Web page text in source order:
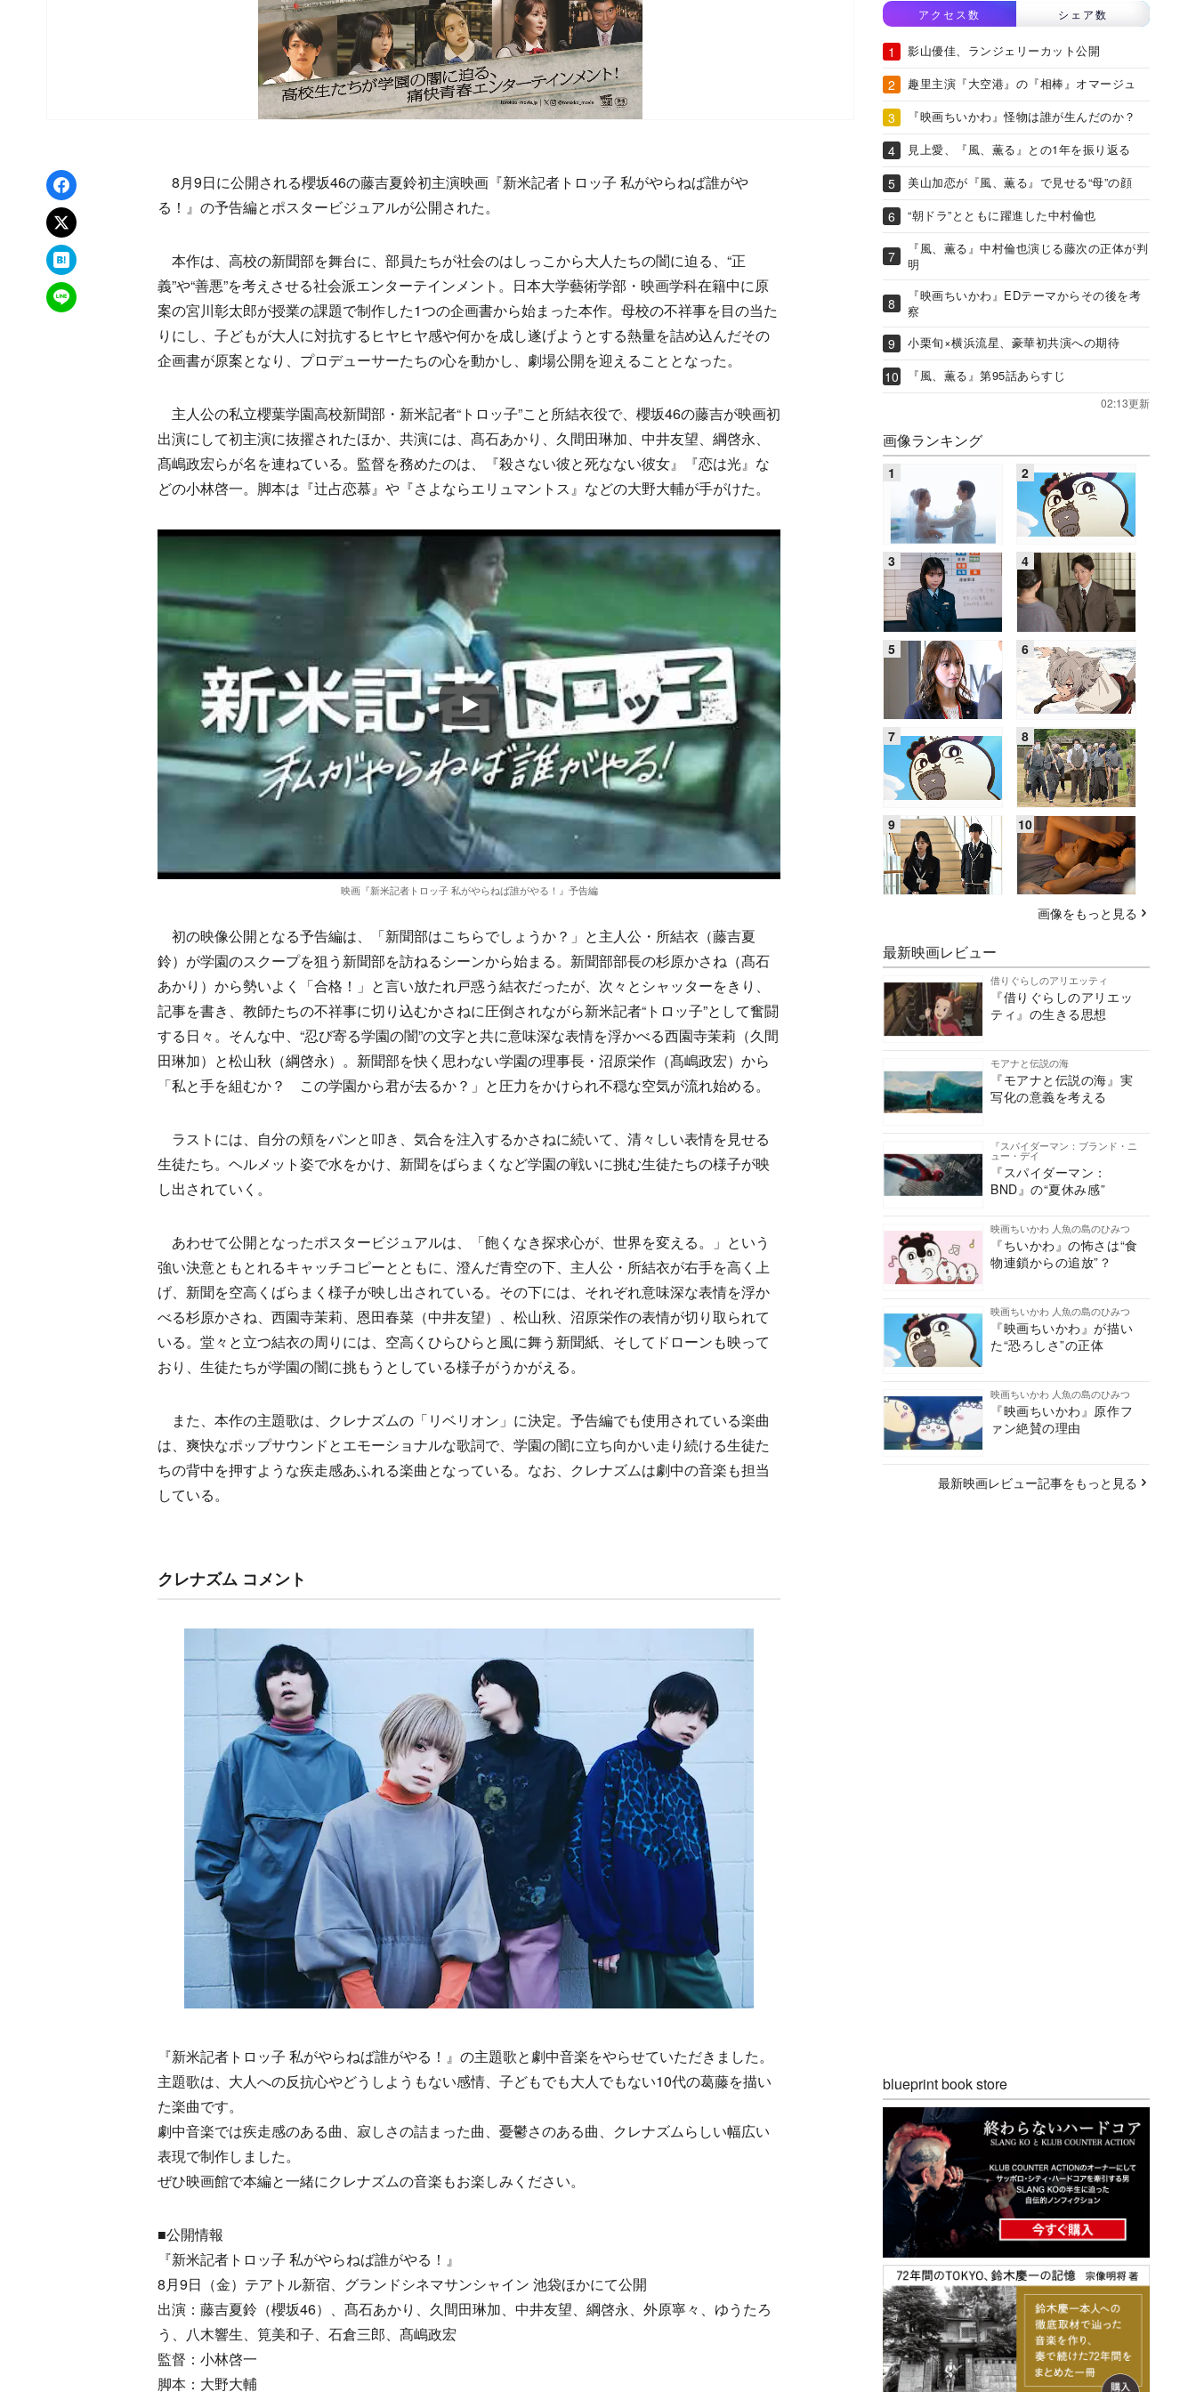
Facebookでシェア
xでポスト
はてなブックマーク
LINEで送る
8月9日に公開される櫻坂46の藤吉夏鈴初主演映画『新米記者トロッ子 私がやらねば誰がや
る！』の予告編とポスタービジュアルが公開された。
本作は、高校の新聞部を舞台に、部員たちが社会のはしっこから大人たちの闇に迫る、“正
義”や“善悪”を考えさせる社会派エンターテインメント。日本大学藝術学部・映画学科在籍中に原
案の宮川彰太郎が授業の課題で制作した1つの企画書から始まった本作。母校の不祥事を目の当た
りにし、子どもが大人に対抗するヒヤヒヤ感や何かを成し遂げようとする熱量を詰め込んだその
企画書が原案となり、プロデューサーたちの心を動かし、劇場公開を迎えることとなった。
主人公の私立櫻葉学園高校新聞部・新米記者“トロッ子”こと所結衣役で、櫻坂46の藤吉が映画初
出演にして初主演に抜擢されたほか、共演には、髙石あかり、久間田琳加、中井友望、綱啓永、
髙嶋政宏らが名を連ねている。監督を務めたのは、『殺さない彼と死なない彼女』『恋は光』な
どの小林啓一。脚本は『辻占恋慕』や『さよならエリュマントス』などの大野大輔が手がけた。
Play
映画『新米記者トロッ子 私がやらねば誰がやる！』予告編
初の映像公開となる予告編は、「新聞部はこちらでしょうか？」と主人公・所結衣（藤吉夏
鈴）が学園のスクープを狙う新聞部を訪ねるシーンから始まる。新聞部部長の杉原かさね（髙石
あかり）から勢いよく「合格！」と言い放たれ戸惑う結衣だったが、次々とシャッターをきり、
記事を書き、教師たちの不祥事に切り込むかさねに圧倒されながら新米記者“トロッ子”として奮闘
する日々。そんな中、“忍び寄る学園の闇”の文字と共に意味深な表情を浮かべる西園寺茉莉（久間
田琳加）と松山秋（綱啓永）。新聞部を快く思わない学園の理事長・沼原栄作（髙嶋政宏）から
「私と手を組むか？ この学園から君が去るか？」と圧力をかけられ不穏な空気が流れ始める。
ラストには、自分の頬をパンと叩き、気合を注入するかさねに続いて、清々しい表情を見せる
生徒たち。ヘルメット姿で水をかけ、新聞をばらまくなど学園の戦いに挑む生徒たちの様子が映
し出されていく。
あわせて公開となったポスタービジュアルは、「飽くなき探求心が、世界を変える。」という
強い決意ともとれるキャッチコピーとともに、澄んだ青空の下、主人公・所結衣が右手を高く上
げ、新聞を空高くばらまく様子が映し出されている。その下には、それぞれ意味深な表情を浮か
べる杉原かさね、西園寺茉莉、恩田春菜（中井友望）、松山秋、沼原栄作の表情が切り取られて
いる。堂々と立つ結衣の周りには、空高くひらひらと風に舞う新聞紙、そしてドローンも映って
おり、生徒たちが学園の闇に挑もうとしている様子がうかがえる。
また、本作の主題歌は、クレナズムの「リベリオン」に決定。予告編でも使用されている楽曲
は、爽快なポップサウンドとエモーショナルな歌詞で、学園の闇に立ち向かい走り続ける生徒た
ちの背中を押すような疾走感あふれる楽曲となっている。なお、クレナズムは劇中の音楽も担当
している。
クレナズム コメント
『新米記者トロッ子 私がやらねば誰がやる！』の主題歌と劇中音楽をやらせていただきました。
主題歌は、大人への反抗心やどうしようもない感情、子どもでも大人でもない10代の葛藤を描い
た楽曲です。
劇中音楽では疾走感のある曲、寂しさの詰まった曲、憂鬱さのある曲、クレナズムらしい幅広い
表現で制作しました。
ぜひ映画館で本編と一緒にクレナズムの音楽もお楽しみください。
■公開情報
『新米記者トロッ子 私がやらねば誰がやる！』
8月9日（金）テアトル新宿、グランドシネマサンシャイン 池袋ほかにて公開
出演：藤吉夏鈴（櫻坂46）、髙石あかり、久間田琳加、中井友望、綱啓永、外原寧々、ゆうたろ
う、八木響生、筧美和子、石倉三郎、髙嶋政宏
監督：小林啓一
脚本：大野大輔
アクセス数 シェア数
影山優佳、ランジェリーカット公開
趣里主演『大空港』の『相棒』オマージュ
『映画ちいかわ』怪物は誰が生んだのか？
見上愛、『風、薫る』との1年を振り返る
美山加恋が『風、薫る』で見せる“母”の顔
“朝ドラ”とともに躍進した中村倫也
『風、薫る』中村倫也演じる藤次の正体が判
明
『映画ちいかわ』EDテーマからその後を考
察
小栗旬×横浜流星、豪華初共演への期待
『風、薫る』第95話あらすじ
02:13更新
画像ランキング
画像をもっと見る
最新映画レビュー
借りぐらしのアリエッティ
『借りぐらしのアリエッ
ティ』の生きる思想
モアナと伝説の海
『モアナと伝説の海』実
写化の意義を考える
『スパイダーマン：ブランド・ニ
ュー・デイ
『スパイダーマン：
BND』の“夏休み感”
映画ちいかわ 人魚の島のひみつ
『ちいかわ』の怖さは“食
物連鎖からの追放”？
映画ちいかわ 人魚の島のひみつ
『映画ちいかわ』が描い
た“恐ろしさ”の正体
映画ちいかわ 人魚の島のひみつ
『映画ちいかわ』原作フ
ァン絶賛の理由
最新映画レビュー記事をもっと見る
blueprint book store